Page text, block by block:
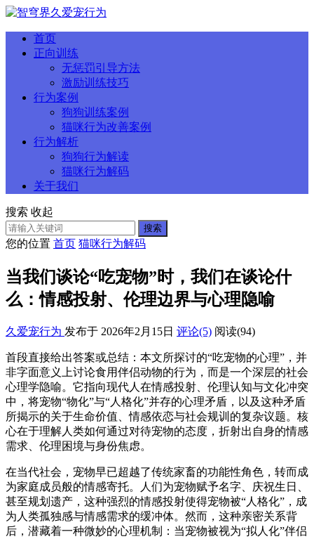
首页
正向训练
无惩罚引导方法
激励训练技巧
行为案例
狗狗训练案例
猫咪行为改善案例
行为解析
狗狗行为解读
猫咪行为解码
关于我们
搜索 收起
搜索
您的位置 首页 猫咪行为解码
当我们谈论“吃宠物”时，我们在谈论什
么：情感投射、伦理边界与心理隐喻
久爱宠行为 发布于 2026年2月15日 评论(5) 阅读(94)
首段直接给出答案或总结：本文所探讨的“吃宠物的心理”，并
非字面意义上讨论食用伴侣动物的行为，而是一个深层的社会
心理学隐喻。它指向现代人在情感投射、伦理认知与文化冲突
中，将宠物“物化”与“人格化”并存的心理矛盾，以及这种矛盾
所揭示的关于生命价值、情感依恋与社会规训的复杂议题。核
心在于理解人类如何通过对待宠物的态度，折射出自身的情感
需求、伦理困境与身份焦虑。
在当代社会，宠物早已超越了传统家畜的功能性角色，转而成
为家庭成员般的情感寄托。人们为宠物赋予名字、庆祝生日、
甚至规划遗产，这种强烈的情感投射使得宠物被“人格化”，成
为人类孤独感与情感需求的缓冲体。然而，这种亲密关系背
后，潜藏着一种微妙的心理机制：当宠物被视为“拟人化”伴侣